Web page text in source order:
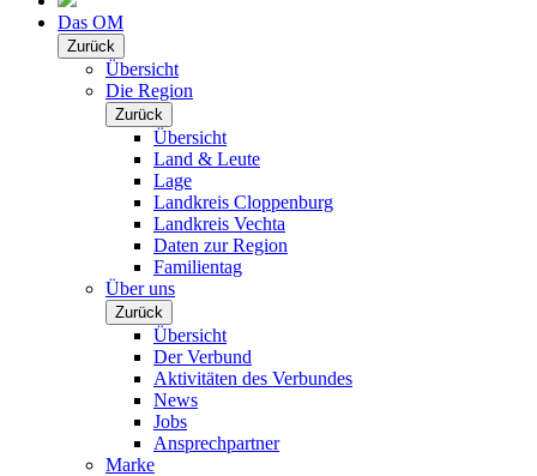
Das OM
Zurück
Übersicht
Die Region
Zurück
Übersicht
Land & Leute
Lage
Landkreis Cloppenburg
Landkreis Vechta
Daten zur Region
Familientag
Über uns
Zurück
Übersicht
Der Verbund
Aktivitäten des Verbundes
News
Jobs
Ansprechpartner
Marke